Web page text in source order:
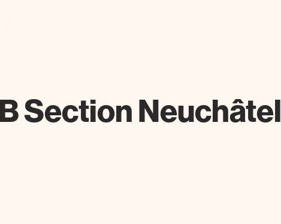
Section Neuchâtel